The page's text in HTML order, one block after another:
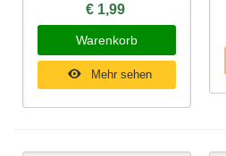
€ 1,99
Warenkorb
Mehr sehen